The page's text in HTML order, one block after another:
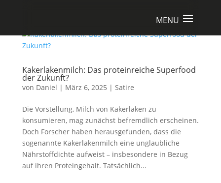
Kakerlakenmilch: Das proteinreiche Superfood
der Zukunft?
von Daniel | März 6, 2025 | Satire
Die Vorstellung, Milch von Kakerlaken zu
konsumieren, mag zunächst befremdlich erscheinen.
Doch Forscher haben herausgefunden, dass die
sogenannte Kakerlakenmilch eine unglaubliche
Nährstoffdichte aufweist – insbesondere in Bezug
auf ihren Proteingehalt. Tatsächlich...